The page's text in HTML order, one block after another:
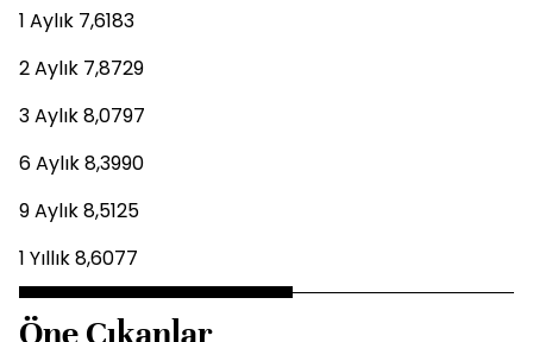
1 Aylık 7,6183
2 Aylık 7,8729
3 Aylık 8,0797
6 Aylık 8,3990
9 Aylık 8,5125
1 Yıllık 8,6077
Öne Çıkanlar